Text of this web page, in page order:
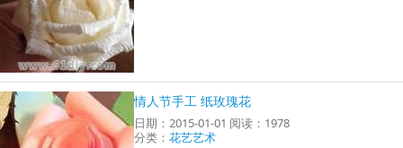
情人节手工 纸玫瑰花
日期：2015-01-01 阅读：1978
分类：花艺艺术